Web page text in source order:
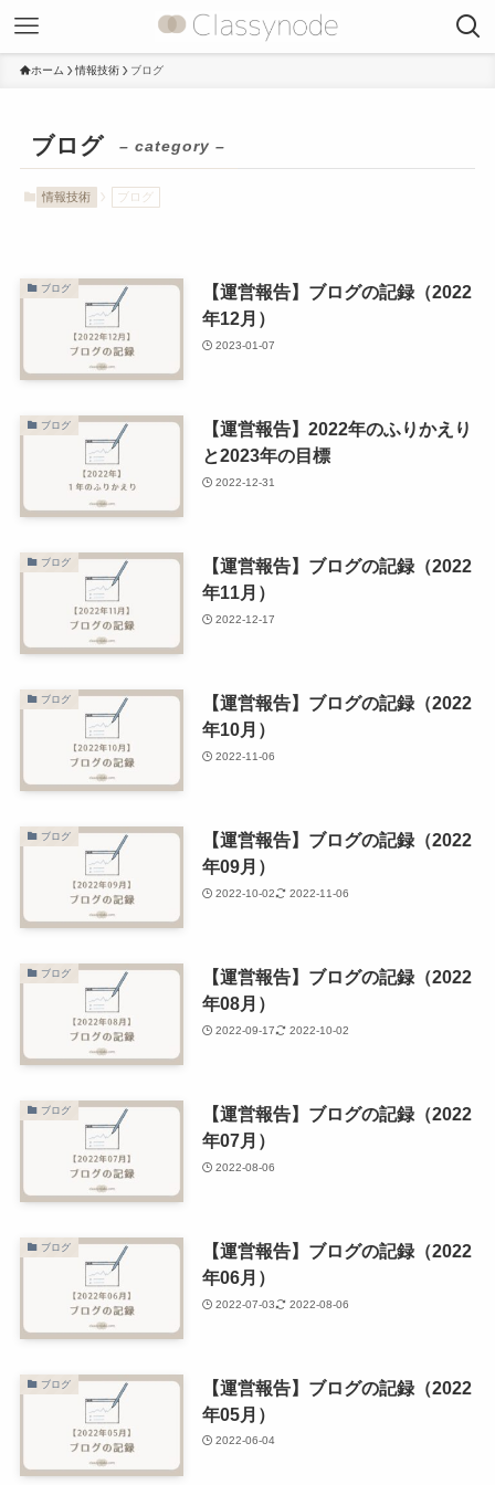
ホーム 情報技術 ブログ
ブログ – category –
情報技術 ブログ
ブログ
【運営報告】ブログの記録（2022
年12月）
2023-01-07
ブログ
【運営報告】2022年のふりかえり
と2023年の目標
2022-12-31
ブログ
【運営報告】ブログの記録（2022
年11月）
2022-12-17
ブログ
【運営報告】ブログの記録（2022
年10月）
2022-11-06
ブログ
【運営報告】ブログの記録（2022
年09月）
2022-10-02 2022-11-06
ブログ
【運営報告】ブログの記録（2022
年08月）
2022-09-17 2022-10-02
ブログ
【運営報告】ブログの記録（2022
年07月）
2022-08-06
ブログ
【運営報告】ブログの記録（2022
年06月）
2022-07-03 2022-08-06
ブログ
【運営報告】ブログの記録（2022
年05月）
2022-06-04